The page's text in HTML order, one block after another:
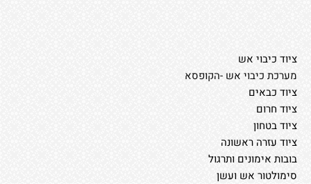
ציוד כיבוי אש
מערכת כיבוי אש -הקופסא
ציוד כבאים
ציוד חרום
ציוד בטחון
ציוד עזרה ראשונה
בובות אימונים ותרגול
סימולטור אש ועשן